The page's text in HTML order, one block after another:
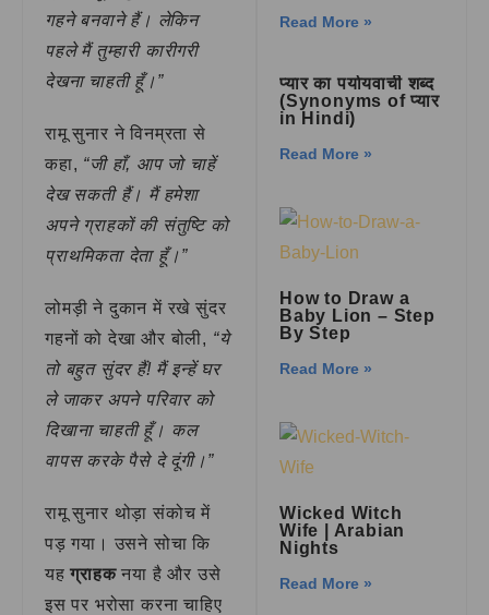
गहने बनवाने हैं। लेकिन
पहले मैं तुम्हारी कारीगरी
देखना चाहती हूँ।”
रामू सुनार ने विनम्रता से
कहा, “जी हाँ, आप जो चाहें
देख सकती हैं। मैं हमेशा
अपने ग्राहकों की संतुष्टि को
प्राथमिकता देता हूँ।”
लोमड़ी ने दुकान में रखे सुंदर
गहनों को देखा और बोली, “ये
तो बहुत सुंदर हैं! मैं इन्हें घर
ले जाकर अपने परिवार को
दिखाना चाहती हूँ। कल
वापस करके पैसे दे दूंगी।”
रामू सुनार थोड़ा संकोच में
पड़ गया। उसने सोचा कि
यहग्राहकनया है और उसे
इस पर भरोसा करना चाहिए
Read More »
प्यार का पर्यायवाची शब्द
(Synonyms of प्यार
in Hindi)
Read More »
How to Draw a
Baby Lion – Step
By Step
Read More »
Wicked Witch
Wife | Arabian
Nights
Read More »